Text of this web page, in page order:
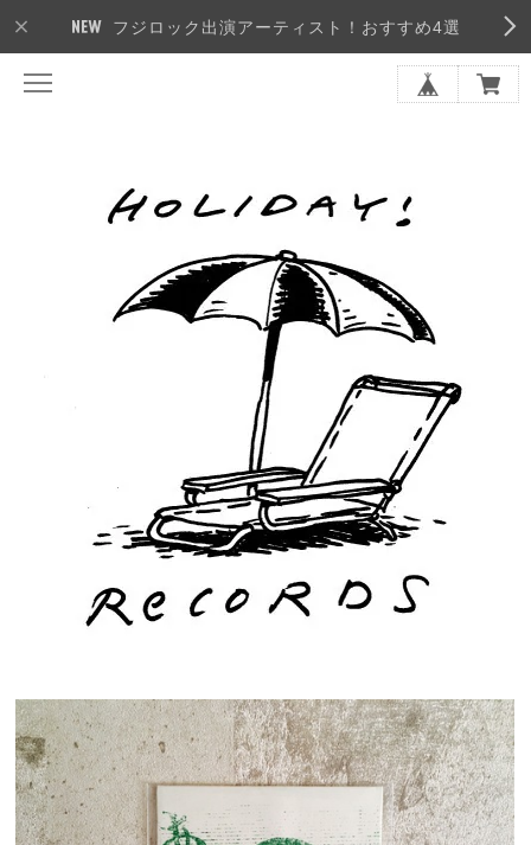
フジロック出演アーティスト！おすすめ4選